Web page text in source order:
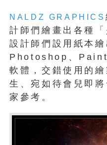
NALDZ GRAPHICS
計師們繪畫出各種
設計師們設用紙本
Photoshop、
軟體，交錯使用的
生、宛如待會兒即
家參考。